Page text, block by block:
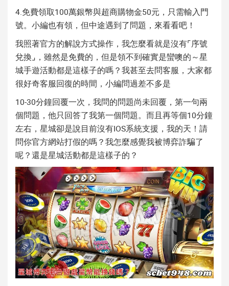
4.免費領取100萬銀幣與超商購物金50元，只需輸入門
號。小編也有領，但中途遇到了問題，來看看吧！
我照著官方的解說方式操作，我怎麼看就是沒有⌜序號
兌換⌟，雖然是免費的，但是領不到確實是蠻噢的～星
城手遊活動都是這樣子的嗎？我甚至去問客服，大家都
很好奇客服回復的時間，小編問過差不多是
10-30分鐘回覆一次，我問的問題尚未回覆，第一句兩
個問題，他只回答了我第一個問題。而且再等個10分鐘
左右，星城卻是說目前沒有IOS系統支援，我的天！請
問你官方網站打假的嗎？我怎麼感覺我被博弈詐騙了
呢？還是星城活動都是這樣子的？